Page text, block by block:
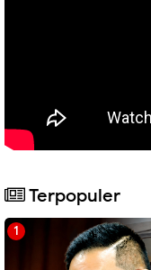
Terpopuler